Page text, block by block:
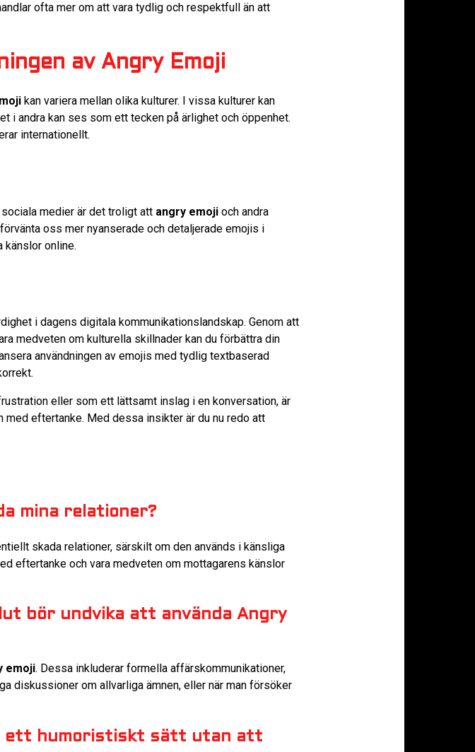
ofta mer om att vara tydlig och respektfull än att
av Angry Emoji
kan variera mellan olika kulturer. I vissa kulturer kan
i andra kan ses som ett tecken på ärlighet och öppenhet.
internationellt.
medier är det troligt att angry emoji och andra
oss mer nyanserade och detaljerade emojis i
känslor online.
i dagens digitala kommunikationslandskap. Genom att
medveten om kulturella skillnader kan du förbättra din
användningen av emojis med tydlig textbaserad
eller som ett lättsamt inslag i en konversation, är
med eftertanke. Med dessa insikter är du nu redo att
mina relationer?
skada relationer, särskilt om den används i känsliga
eftertanke och vara medveten om mottagarens känslor
bör undvika att använda Angry
emoji. Dessa inkluderar formella affärskommunikationer,
diskussioner om allvarliga ämnen, eller när man försöker
ett humoristiskt sätt utan att